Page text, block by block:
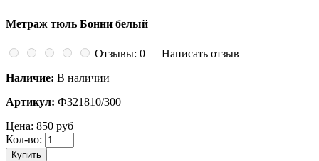
Метраж тюль Бонни белый
Отзывы: 0 | Написать отзыв
Наличие: В наличии
Артикул: Ф321810/300
Цена: 850 руб
Кол-во:
Купить